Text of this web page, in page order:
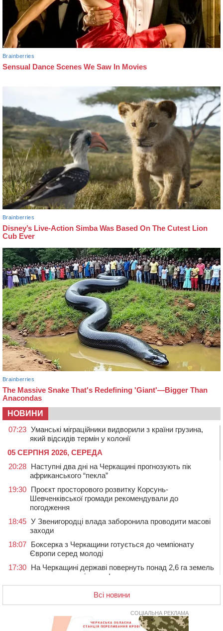
НОВИНИ
07:23 Уманські міграційники видворили з країни грузина,
який відсидів термін у колонії
05 СЕРПНЯ 2026, СЕРЕДА
20:28 Наступні два дні на Черкащині прогнозують пік
африканського “пекла”
19:30 Проєкт просторового розвитку Корсунь-
Шевченківської громади рекомендували до
погодження
18:45 У Звенигородці влада заборонила проводити масові
заходи
18:07 Боксерка з Черкащини готується до чемпіонату
Європи серед молоді
17:30 На Черкащині державі повернуть понад 2,6 га земель
природно-заповідного фонду
На Лисянщині проведуть в останню путь
У Дахнівському лісництві екоінспектори натрапили на
незаконне будівництво
Всі новини
СОЦІАЛЬНА РЕКЛАМА